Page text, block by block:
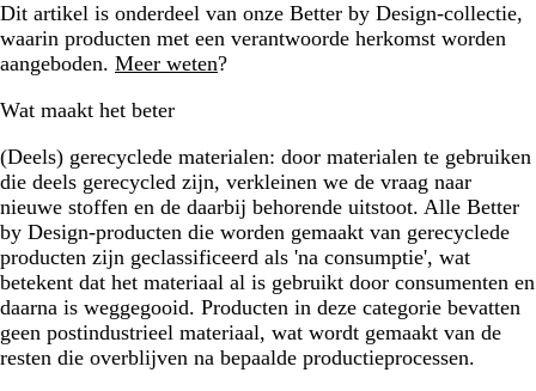
d
Dit artikel is onderdeel van onze Better by Design-collectie,
waarin producten met een verantwoorde herkomst worden
aangeboden. Meer weten?
Wat maakt het beter
(Deels) gerecyclede materialen: door materialen te gebruiken
die deels gerecycled zijn, verkleinen we de vraag naar
nieuwe stoffen en de daarbij behorende uitstoot. Alle Better
by Design-producten die worden gemaakt van gerecyclede
producten zijn geclassificeerd als 'na consumptie', wat
betekent dat het materiaal al is gebruikt door consumenten en
daarna is weggegooid. Producten in deze categorie bevatten
geen postindustrieel materiaal, wat wordt gemaakt van de
resten die overblijven na bepaalde productieprocessen.